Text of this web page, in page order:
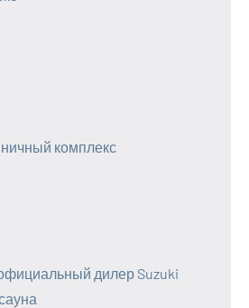
комплекс
дилер Suzuki